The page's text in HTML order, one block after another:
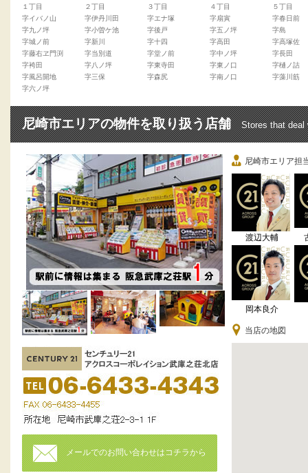
１丁目 ２丁目 ３丁目 ４丁目
５丁目
字イバノ山
字伊丹川田 字エナ塚 字扇寅
字春日前
字九ノ坪
字小曽ケ池 字後戸 字五ノ坪
字島
字城ノ前
字新川 字十四 字高田
字高塚佐
字藤右ヱ門渕
字当別道 字堂ノ前 字中ノ坪
字長田
字袴田
字八ノ坪 字東寺田 字東ノ口
字樋ノ詰
字風呂開地
字三保 字森尻 字南ノ口
字藻川筋
字六ノ坪
尼崎市エリアの物件を取り扱う店舗 Stores that deal
メールでのお問い合わせはコチラから
尼崎市エリア担
渡辺大輔
岡本良介
当店の地図